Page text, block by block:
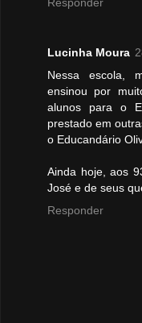
Lucinha Moura
Nessa escola,
ensinou por
alunos para o
prestado em
o Educandário
Ainda hoje, aos
José e de seus
Responder